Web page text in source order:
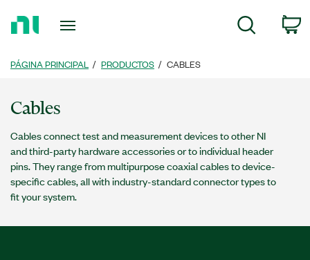
página
Búsqueda
PÁGINA PRINCIPAL PRODUCTOS CABLES
Cables
Cables connect test and measurement devices to other NI
and third-party hardware accessories or to individual header
pins. They range from multipurpose coaxial cables to device-
specific cables, all with industry-standard connector types to
fit your system.